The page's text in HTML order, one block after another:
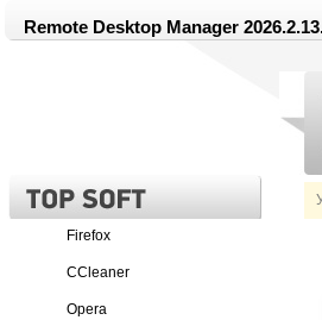
Remote Desktop Manager
Firefox
CCleaner
Opera